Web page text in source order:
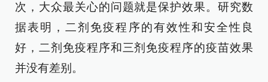
次，大众最关心的问题就是保护效果。研究数
据表明，二剂免疫程序的有效性和安全性良
好，二剂免疫程序和三剂免疫程序的疫苗效果
并没有差别。